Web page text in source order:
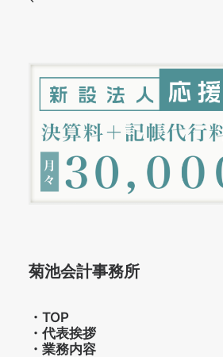
菊池会計事務所
・ TOP
・ 代表挨拶
・ 業務内容